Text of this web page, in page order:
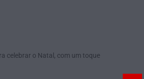
celebrar o Natal, com um toque